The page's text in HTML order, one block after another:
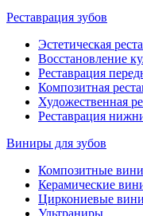
Реставрация зубов
Эстетическая
Восстановление
Реставрация
Композитная
Художественная
Реставрация
Виниры для зубов
Композитные
Керамические
Циркониевые
Ультраниры